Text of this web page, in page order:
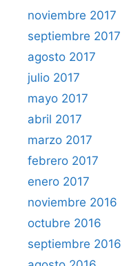
noviembre 2017
septiembre 2017
agosto 2017
julio 2017
mayo 2017
abril 2017
marzo 2017
febrero 2017
enero 2017
noviembre 2016
octubre 2016
septiembre 2016